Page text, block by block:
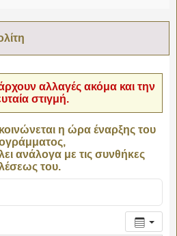
αλλαγές ακόμα και την
στιγμή.
η ώρα έναρξης του
ανάλογα με τις συνθήκες
του.